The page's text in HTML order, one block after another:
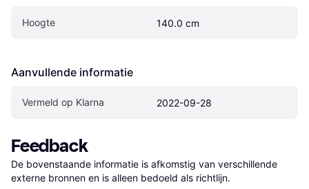
Hoogte 140.0 cm
Aanvullende informatie
Vermeld op Klarna 2022-09-28
Feedback
De bovenstaande informatie is afkomstig van verschillende
externe bronnen en is alleen bedoeld als richtlijn.